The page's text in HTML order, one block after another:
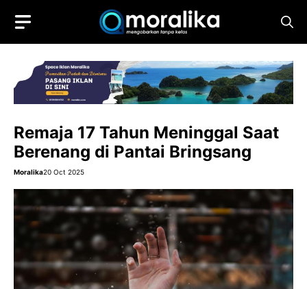
content
Remaja 17 Tahun Meninggal Saat
Berenang di Pantai Bringsang
Moralika20 Oct 2025